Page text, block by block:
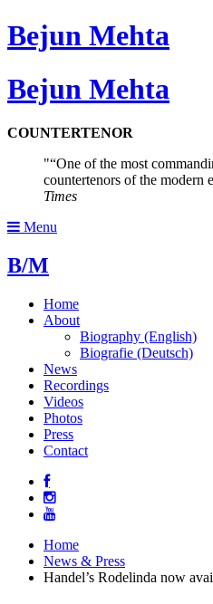
Bejun Mehta
Bejun Mehta
COUNTERTENOR
“One of the most
countertenors of the modern
Times
Menu
B/M
Home
About
Biography (English)
Biografie (Deutsch)
News
Recordings
Videos
Photos
Press
Contact
Home
News & Press
Handel’s Rodelinda now